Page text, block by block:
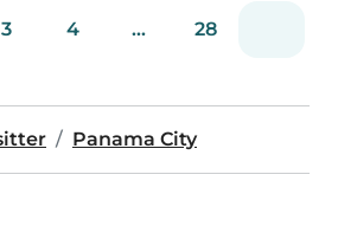
3 4 ... 28
Panama City